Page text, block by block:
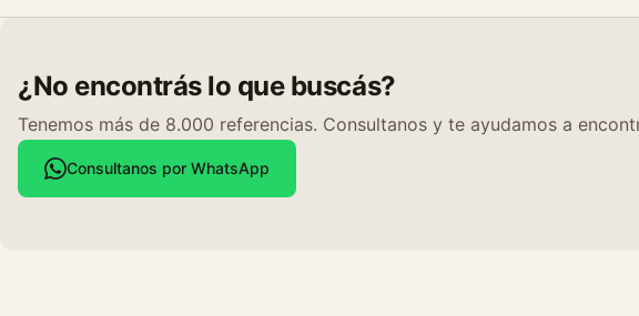
¿No encontrás lo que buscás?
Tenemos más de 8.000 referencias. Consultanos y te ayudamos a
Consultanos por WhatsApp